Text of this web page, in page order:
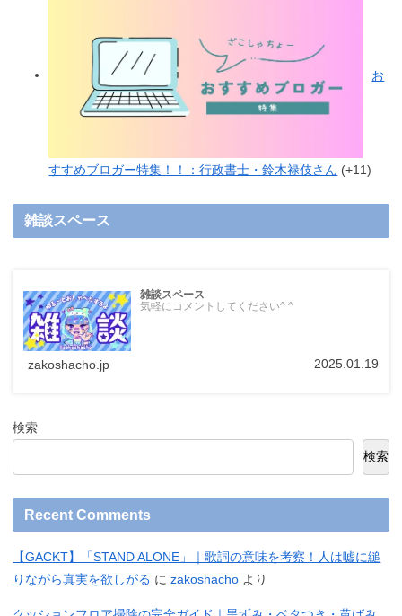
お
すすめブロガー特集！！：行政書士・鈴木禄伎さん +11
雑談スペース
雑談スペース
気軽にコメントしてください^ ^
zakoshacho.jp 2025.01.19
検索
検索
Recent Comments
【GACKT】「STAND ALONE」｜歌詞の意味を考察！人は嘘に縋
りながら真実を欲しがる にzakoshacho より